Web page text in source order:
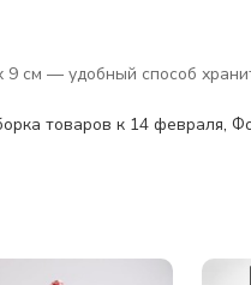
см — удобный способ
товаров к 14 февраля,